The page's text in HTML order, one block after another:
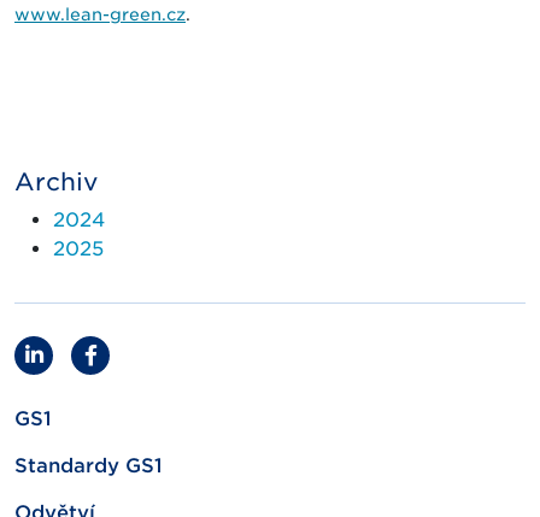
www.lean-green.cz.
Archiv
2024
2025
GS1
Standardy GS1
Odvětví